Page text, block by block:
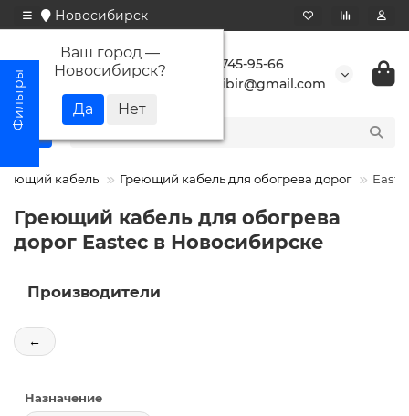
Новосибирск
Ваш город —
Новосибирск?
+7 923 745-95-66
buransibir@gmail.com
кабель Греющий кабель для обогрева дорог
Греющий кабель для обогрева
дорог Eastec в Новосибирске
Производители
←
Назначение